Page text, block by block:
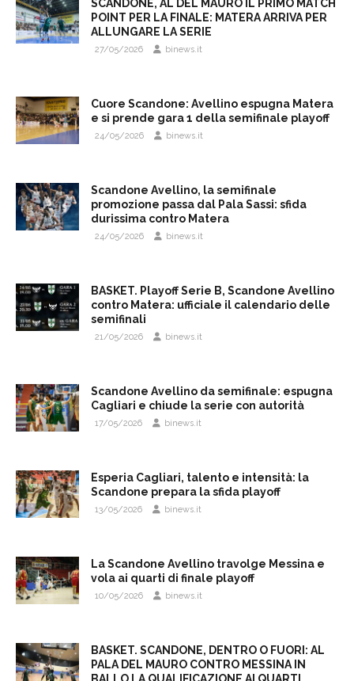
SCANDONE, AL DEL MAURO IL PRIMO MATCH
POINT PER LA FINALE: MATERA ARRIVA PER
ALLUNGARE LA SERIE
27/05/2026 binews.it
Cuore Scandone: Avellino espugna Matera
e si prende gara 1 della semifinale playoff
24/05/2026 binews.it
Scandone Avellino, la semifinale
promozione passa dal Pala Sassi: sfida
durissima contro Matera
24/05/2026 binews.it
BASKET. Playoff Serie B, Scandone Avellino
contro Matera: ufficiale il calendario delle
semifinali
21/05/2026 binews.it
Scandone Avellino da semifinale: espugna
Cagliari e chiude la serie con autorità
17/05/2026 binews.it
Esperia Cagliari, talento e intensità: la
Scandone prepara la sfida playoff
13/05/2026 binews.it
La Scandone Avellino travolge Messina e
vola ai quarti di finale playoff
10/05/2026 binews.it
BASKET. SCANDONE, DENTRO O FUORI: AL
PALA DEL MAURO CONTRO MESSINA IN
BALLO LA QUALIFICAZIONE AI QUARTI